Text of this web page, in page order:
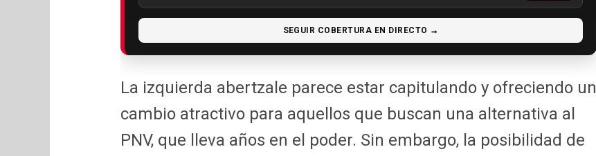
SEGUIR COBERTURA EN DIRECTO →
La izquierda abertzale parece estar capitulando y ofreciendo un
cambio atractivo para aquellos que buscan una alternativa al
PNV, que lleva años en el poder. Sin embargo, la posibilidad de